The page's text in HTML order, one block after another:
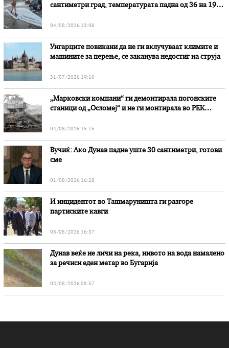
сантиметри град, температурата падна од 36 на 19
04/08/2026 13:08
Унгарците повикани да не ги вклучуваат климите и
машините за перење, се заканува недостиг на струја
31/07/2026 19:10
„Марковски компани“ ги демонтирала погонските
станици од „Осломеј“ и не ги монтирала во РЕК
04/08/2026 15:15
Вучиќ: Ако Дунав падне уште 30 сантиметри, готови
сме
01/08/2026 16:28
И инцидентот во Ташмаруништa ги разгоре
партиските кавги
03/08/2026 16:37
Дунав веќе не личи на река, нивото на вода намалено
за речиси еден метар во Бугарија
02/08/2026 08:57